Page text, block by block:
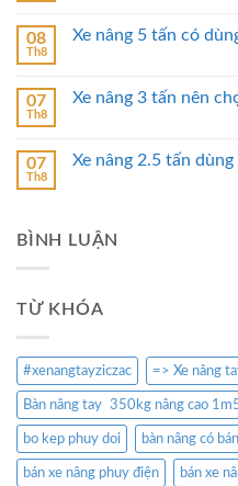
08
Th8
Xe nâng 5 tấn có
07
Th8
Xe nâng 3 tấn nên
07
Th8
Xe nâng 2.5 tấn
BÌNH LUẬN
TỪ KHÓA
#xenangtayziczac => Xe nâng
Bàn nâng tay 350kg nâng cao
bo kep phuy doi bàn nâng có
bán xe nâng phuy điện bán xe